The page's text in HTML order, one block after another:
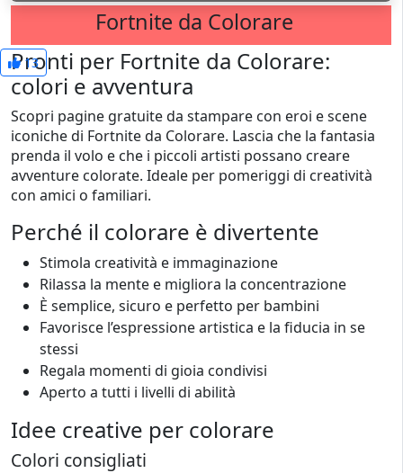
Fortnite da Colorare
13
Pronti per Fortnite da Colorare:
colori e avventura
Scopri pagine gratuite da stampare con eroi e scene
iconiche di Fortnite da Colorare. Lascia che la fantasia
prenda il volo e che i piccoli artisti possano creare
avventure colorate. Ideale per pomeriggi di creatività
con amici o familiari.
Perché il colorare è divertente
Stimola creatività e immaginazione
Rilassa la mente e migliora la concentrazione
È semplice, sicuro e perfetto per bambini
Favorisce l’espressione artistica e la fiducia in se
stessi
Regala momenti di gioia condivisi
Aperto a tutti i livelli di abilità
Idee creative per colorare
Colori consigliati